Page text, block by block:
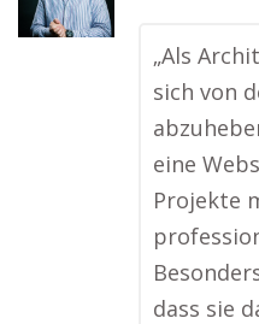
„Als
sich von
eine
Projekte
dass sie